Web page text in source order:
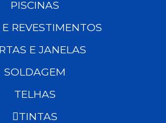
PISCINAS
E REVESTIMENTOS
E JANELAS
SOLDAGEM
TELHAS
TINTAS